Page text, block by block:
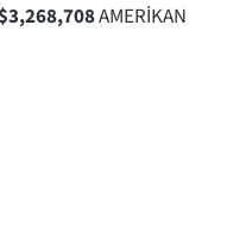
3,268,708AMERİKAN